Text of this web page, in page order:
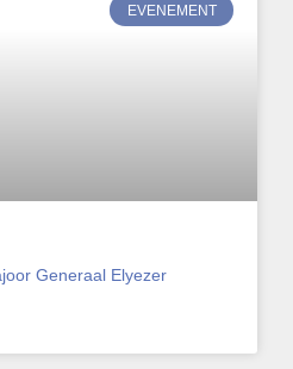
EVENEMENT
Generaal Elyezer